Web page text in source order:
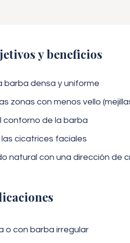
y beneficios
barba densa y uniforme
zonas con menos vello
contorno de la barba
cicatrices faciales
natural con una dirección de
o con barba irregular